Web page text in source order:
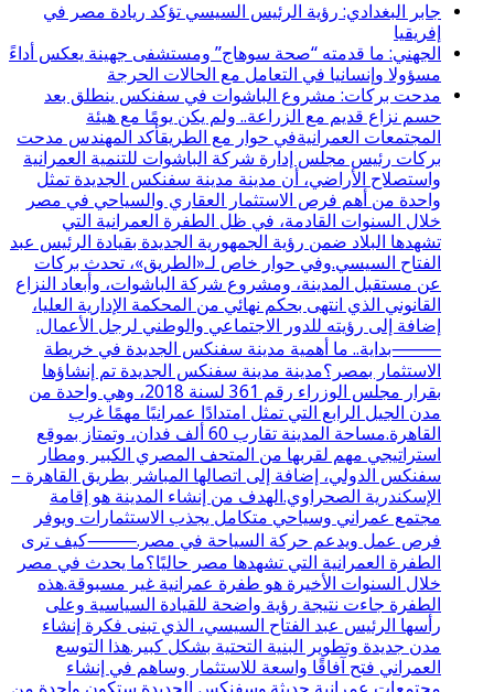
جابر البغدادي: رؤية الرئيس السيسي تؤكد ريادة مصر في
إفريقيا
الجهني: ما قدمته “صحة سوهاج” ومستشفى جهينة يعكس أداءً
مسؤولا وإنسانيا في التعامل مع الحالات الحرجة
مدحت بركات: مشروع الباشوات في سفنكس ينطلق بعد
حسم نزاع قديم مع الزراعة.. ولم يكن يومًا مع هيئة
المجتمعات العمرانيةفي حوار مع الطريقأكد المهندس مدحت
بركات رئيس مجلس إدارة شركة الباشوات للتنمية العمرانية
واستصلاح الأراضي، أن مدينة مدينة سفنكس الجديدة تمثل
واحدة من أهم فرص الاستثمار العقاري والسياحي في مصر
خلال السنوات القادمة، في ظل الطفرة العمرانية التي
تشهدها البلاد ضمن رؤية الجمهورية الجديدة بقيادة الرئيس عبد
الفتاح السيسي.وفي حوار خاص لـ«الطريق»، تحدث بركات
عن مستقبل المدينة، ومشروع شركة الباشوات، وأبعاد النزاع
القانوني الذي انتهى بحكم نهائي من المحكمة الإدارية العليا،
إضافة إلى رؤيته للدور الاجتماعي والوطني لرجل الأعمال.
⸻بداية.. ما أهمية مدينة سفنكس الجديدة في خريطة
الاستثمار بمصر؟مدينة مدينة سفنكس الجديدة تم إنشاؤها
بقرار مجلس الوزراء رقم 361 لسنة 2018، وهي واحدة من
مدن الجيل الرابع التي تمثل امتدادًا عمرانيًا مهمًا غرب
القاهرة.مساحة المدينة تقارب 60 ألف فدان، وتمتاز بموقع
استراتيجي مهم لقربها من المتحف المصري الكبير ومطار
سفنكس الدولي، إضافة إلى اتصالها المباشر بطريق القاهرة –
الإسكندرية الصحراوي.الهدف من إنشاء المدينة هو إقامة
مجتمع عمراني وسياحي متكامل يجذب الاستثمارات ويوفر
فرص عمل ويدعم حركة السياحة في مصر.⸻كيف ترى
الطفرة العمرانية التي تشهدها مصر حاليًا؟ما يحدث في مصر
خلال السنوات الأخيرة هو طفرة عمرانية غير مسبوقة.هذه
الطفرة جاءت نتيجة رؤية واضحة للقيادة السياسية وعلى
رأسها الرئيس عبد الفتاح السيسي، الذي تبنى فكرة إنشاء
مدن جديدة وتطوير البنية التحتية بشكل كبير.هذا التوسع
العمراني فتح آفاقًا واسعة للاستثمار وساهم في إنشاء